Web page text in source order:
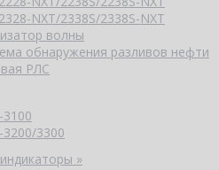
NXT/2338S/2338S-NXT
волны
обнаружения разливов нефти
РЛС
3100
3200/3300
»